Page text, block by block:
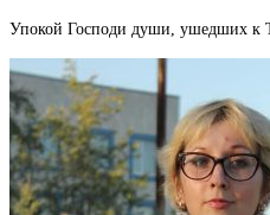
Упокой Господи души, ушедших к